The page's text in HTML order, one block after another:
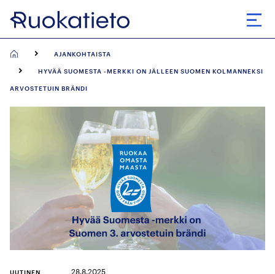
Siirry
suoraan
AJANKOHTAISTA
HYVÄÄ SUOMESTA -MERKKI ON JÄLLEEN SUOMEN KOLMANNEKSI
ARVOSTETUIN BRÄNDI
UUTINEN 28.8.2025